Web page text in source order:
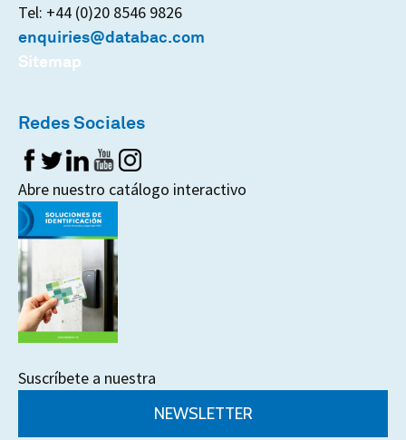
Tel: +44 (0)20 8546 9826
enquiries@databac.com
Sitemap
Redes Sociales
Abre nuestro catálogo interactivo
Suscríbete a nuestra
NEWSLETTER